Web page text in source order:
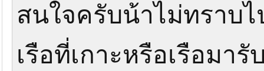
สนใจครับน้าไม่ทราบ
เรือที่เกาะหรือเรือมา